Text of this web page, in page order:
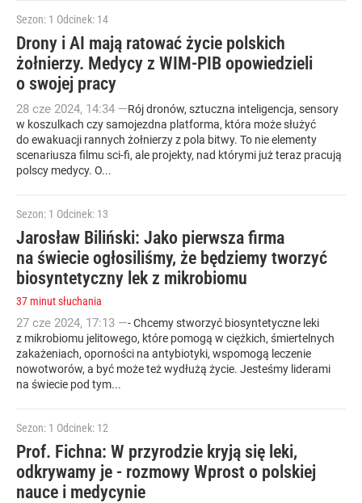
Sezon: 1 Odcinek: 14
Drony i AI mają ratować życie polskich
żołnierzy. Medycy z WIM-PIB opowiedzieli
o swojej pracy
28 cze 2024, 14:34 —Rój dronów, sztuczna inteligencja, sensory
w koszulkach czy samojezdna platforma, która może służyć
do ewakuacji rannych żołnierzy z pola bitwy. To nie elementy
scenariusza filmu sci-fi, ale projekty, nad którymi już teraz pracują
polscy medycy. O...
Sezon: 1 Odcinek: 13
Jarosław Biliński: Jako pierwsza firma
na świecie ogłosiliśmy, że będziemy tworzyć
biosyntetyczny lek z mikrobiomu
37 minut słuchania
27 cze 2024, 17:13 —- Chcemy stworzyć biosyntetyczne leki
z mikrobiomu jelitowego, które pomogą w ciężkich, śmiertelnych
zakażeniach, oporności na antybiotyki, wspomogą leczenie
nowotworów, a być może też wydłużą życie. Jesteśmy liderami
na świecie pod tym...
Sezon: 1 Odcinek: 12
Prof. Fichna: W przyrodzie kryją się leki,
odkrywamy je - rozmowy Wprost o polskiej
nauce i medycynie